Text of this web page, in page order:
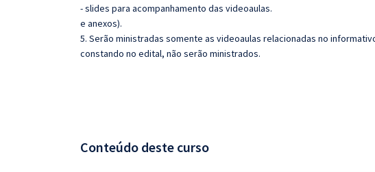
- slides para acompanhamento das videoaulas.
e anexos).
5. Serão ministradas somente as videoaulas relacionadas no
constando no edital, não serão ministrados.
Conteúdo deste curso